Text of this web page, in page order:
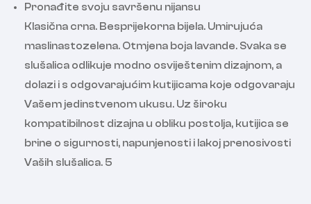
Pronađite svoju savršenu nijansu
Klasična crna. Besprijekorna bijela. Umirujuća
maslinastozelena. Otmjena boja lavande. Svaka se
slušalica odlikuje modno osviještenim dizajnom, a
dolazi i s odgovarajućim kutijicama koje odgovaraju
Vašem jedinstvenom ukusu. Uz široku
kompatibilnost dizajna u obliku postolja, kutijica se
brine o sigurnosti, napunjenosti i lakoj prenosivosti
Vaših slušalica. 5